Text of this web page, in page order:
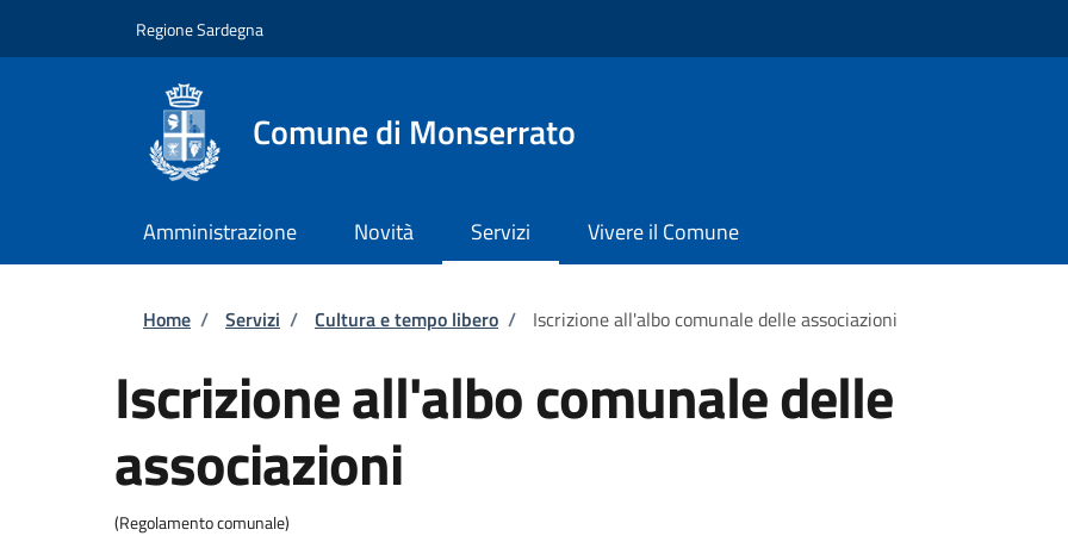
Regione Sardegna
Comune di Monserrato
Amministrazione Novità Servizi Vivere il Comune
Briciole di pane
Home / Servizi / Cultura e tempo libero / Iscrizione all'albo comunale delle associazioni
Iscrizione all'albo comunale delle
associazioni
(Regolamento comunale)